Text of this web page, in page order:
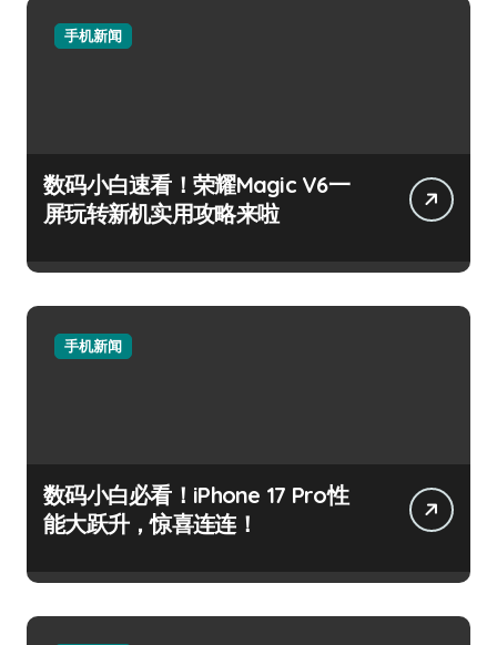
手机新闻
数码小白速看！荣耀Magic V6一
屏玩转新机实用攻略来啦
手机新闻
数码小白必看！iPhone 17 Pro性
能大跃升，惊喜连连！